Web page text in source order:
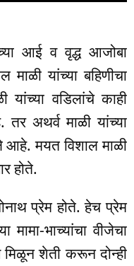
आई व वृद्ध आजोबा
यांच्या बहिणीचा
यांच्या वडिलांचे काही
तर अथर्व माळी यांच्या
आहे. मयत विशाल माळी
होते.
प्रेम होते. हेच प्रेम
मामा-भाच्यांचा वीजेचा
शेती करून दोन्ही